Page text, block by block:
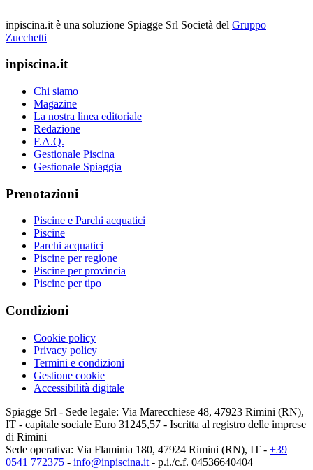
inpiscina.it è una soluzione Spiagge Srl Società del Gruppo
Zucchetti
inpiscina.it
Chi siamo
Magazine
La nostra linea editoriale
Redazione
F.A.Q.
Gestionale Piscina
Gestionale Spiaggia
Prenotazioni
Piscine e Parchi acquatici
Piscine
Parchi acquatici
Piscine per regione
Piscine per provincia
Piscine per tipo
Condizioni
Cookie policy
Privacy policy
Termini e condizioni
Gestione cookie
Accessibilità digitale
Spiagge Srl - Sede legale: Via Marecchiese 48, 47923 Rimini (RN),
IT - capitale sociale Euro 31245,57 - Iscritta al registro delle imprese
di Rimini
Sede operativa: Via Flaminia 180, 47924 Rimini (RN), IT - +39
0541 772375 - info@inpiscina.it - p.i./c.f. 04536640404